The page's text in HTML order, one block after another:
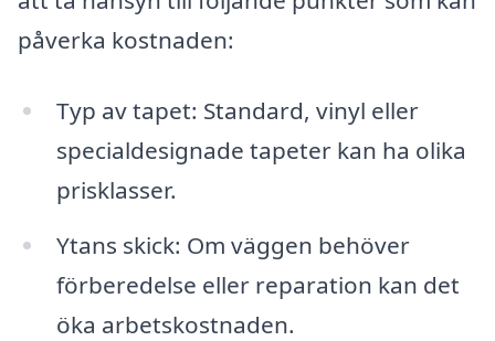
påverka kostnaden:
Typ av tapet: Standard, vinyl eller
specialdesignade tapeter kan ha olika
prisklasser.
Ytans skick: Om väggen behöver
förberedelse eller reparation kan det
öka arbetskostnaden.